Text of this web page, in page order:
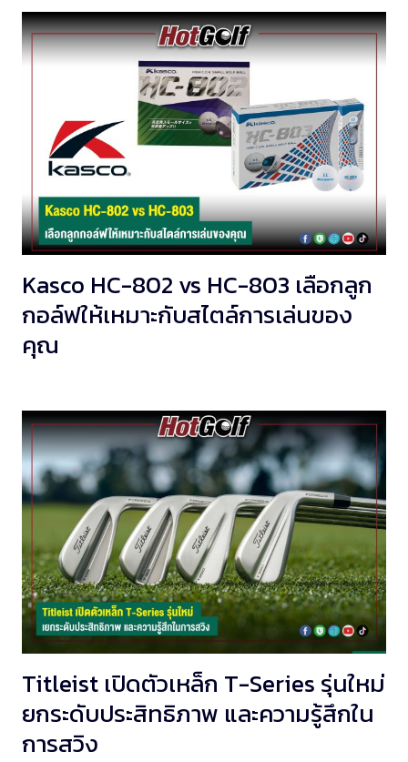
Kasco HC-802 vs HC-803 เลือกลูก
กอล์ฟให้เหมาะกับสไตล์การเล่นของ
คุณ
Titleist เปิดตัวเหล็ก T-Series รุ่นใหม่
ยกระดับประสิทธิภาพ และความรู้สึกใน
การสวิง